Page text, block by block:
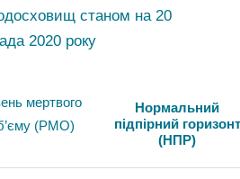
станом на 20
2020 року
мертвого
(РМО)
Нормальний
підпірний горизонт
(НПР)